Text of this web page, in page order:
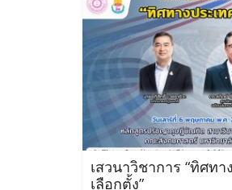
เสวนาวิชาการ “ทิศท
เลือกตั้ง”